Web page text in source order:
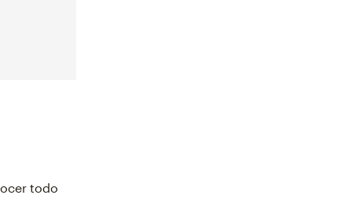
todo